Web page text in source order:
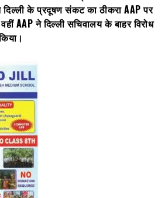
दिल्ली के प्रदूषण संकट का ठीकरा AAP पर
AAP ने दिल्ली सचिवालय के बाहर विरोध